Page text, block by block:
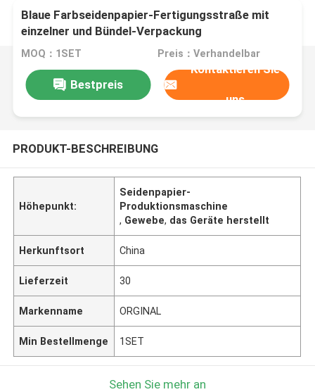
Blaue Farbseidenpapier-Fertigungsstraße mit
einzelner und Bündel-Verpackung
MOQ：1SET Preis：Verhandelbar
Bestpreis
Kontaktieren Sie
uns
PRODUKT-BESCHREIBUNG
Höhepunkt:
Seidenpapier-
Produktionsmaschine
, Gewebe, das Geräte herstellt
Herkunftsort China
Lieferzeit 30
Markenname ORGINAL
Min Bestellmenge 1SET
Sehen Sie mehr an